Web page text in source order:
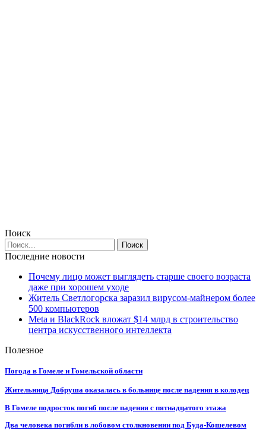
Поиск
Последние новости
Почему лицо может выглядеть старше своего возраста
даже при хорошем уходе
Житель Светлогорска заразил вирусом-майнером более
500 компьютеров
Meta и BlackRock вложат $14 млрд в строительство
центра искусственного интеллекта
Полезное
Погода в Гомеле и Гомельской области
Жительница Добруша оказалась в больнице после падения в колодец
В Гомеле подросток погиб после падения с пятнадцатого этажа
Два человека погибли в лобовом столкновении под Буда-Кошелевом